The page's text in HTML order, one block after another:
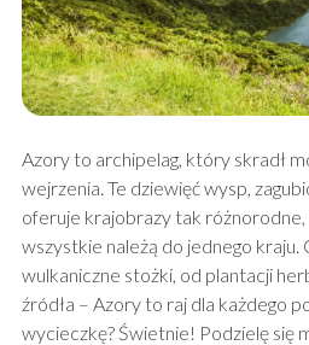
Azory to archipelag, który skradł
wejrzenia. Te dziewięć wysp,
oferuje krajobrazy tak
wszystkie należą do jednego
wulkaniczne stożki, od plantacji
źródła – Azory to raj dla każdego
wycieczkę? Świetnie! Podzielę się